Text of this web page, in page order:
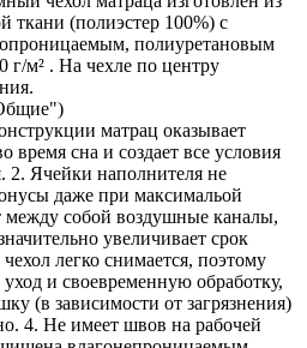
ткани (полиэстер 100%) с
полиуретановым
г/м² . На чехле по центру
матрац оказывает
сна и создает все условия
2. Ячейки наполнителя не
даже при максимальой
между собой воздушные каналы,
увеличивает срок
легко снимается, поэтому
и своевременную обработку,
(в зависимости от загрязнения)
4. Не имеет швов на рабочей